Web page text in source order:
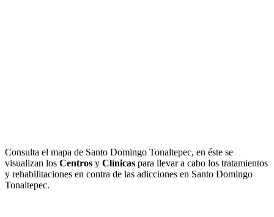
Consulta el mapa de Santo Domingo Tonaltepec, en éste se
visualizan los Centros y Clínicas para llevar a cabo los tratamientos
y rehabilitaciones en contra de las adicciones en Santo Domingo
Tonaltepec.